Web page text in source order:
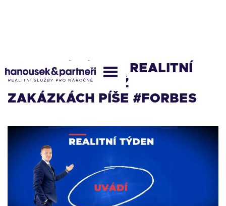
REALITNÍ TÝDEN: REALITNÍ
MAKLÉŘ O JEHOŽ
ZAKÁZKÁCH PÍŠE #FORBES